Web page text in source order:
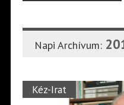
Napi Archívum:
Kéz-Irat